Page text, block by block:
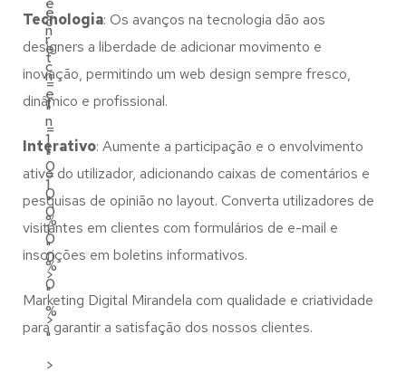
n
t
=
"
1
0
0
%
"
>
c
e
n
t
=
"
1
0
0
%
"
>
e
r
c
e
n
t
=
"
1
0
0
%
"
>
Tecnologia: Os avanços na tecnologia dão aos
designers a liberdade de adicionar movimento e
inovação, permitindo um web design sempre fresco,
dinâmico e profissional.
Interativo: Aumente a participação e o envolvimento
ativo do utilizador, adicionando caixas de comentários e
pesquisas de opinião no layout. Converta utilizadores de
visitantes em clientes com formulários de e-mail e
inscrições em boletins informativos.
Marketing Digital Mirandela com qualidade e criatividade
para garantir a satisfação dos nossos clientes.